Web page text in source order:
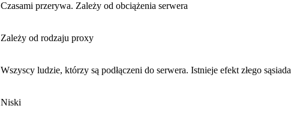
Czasami przerywa. Zależy od obciążenia serwera
Zależy od rodzaju proxy
Wszyscy ludzie, którzy są podłączeni do serwera. Istnieje efekt złego sąsiada
Niski